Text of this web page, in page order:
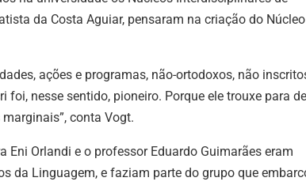
cima
para
da Costa Aguiar, pensaram na criação do
ações e programas, não-ortodoxos, não
foi, nesse sentido, pioneiro. Porque ele trouxe para
conta Vogt.
Orlandi e o professor Eduardo Guimarães eram
da Linguagem, e faziam parte do grupo que